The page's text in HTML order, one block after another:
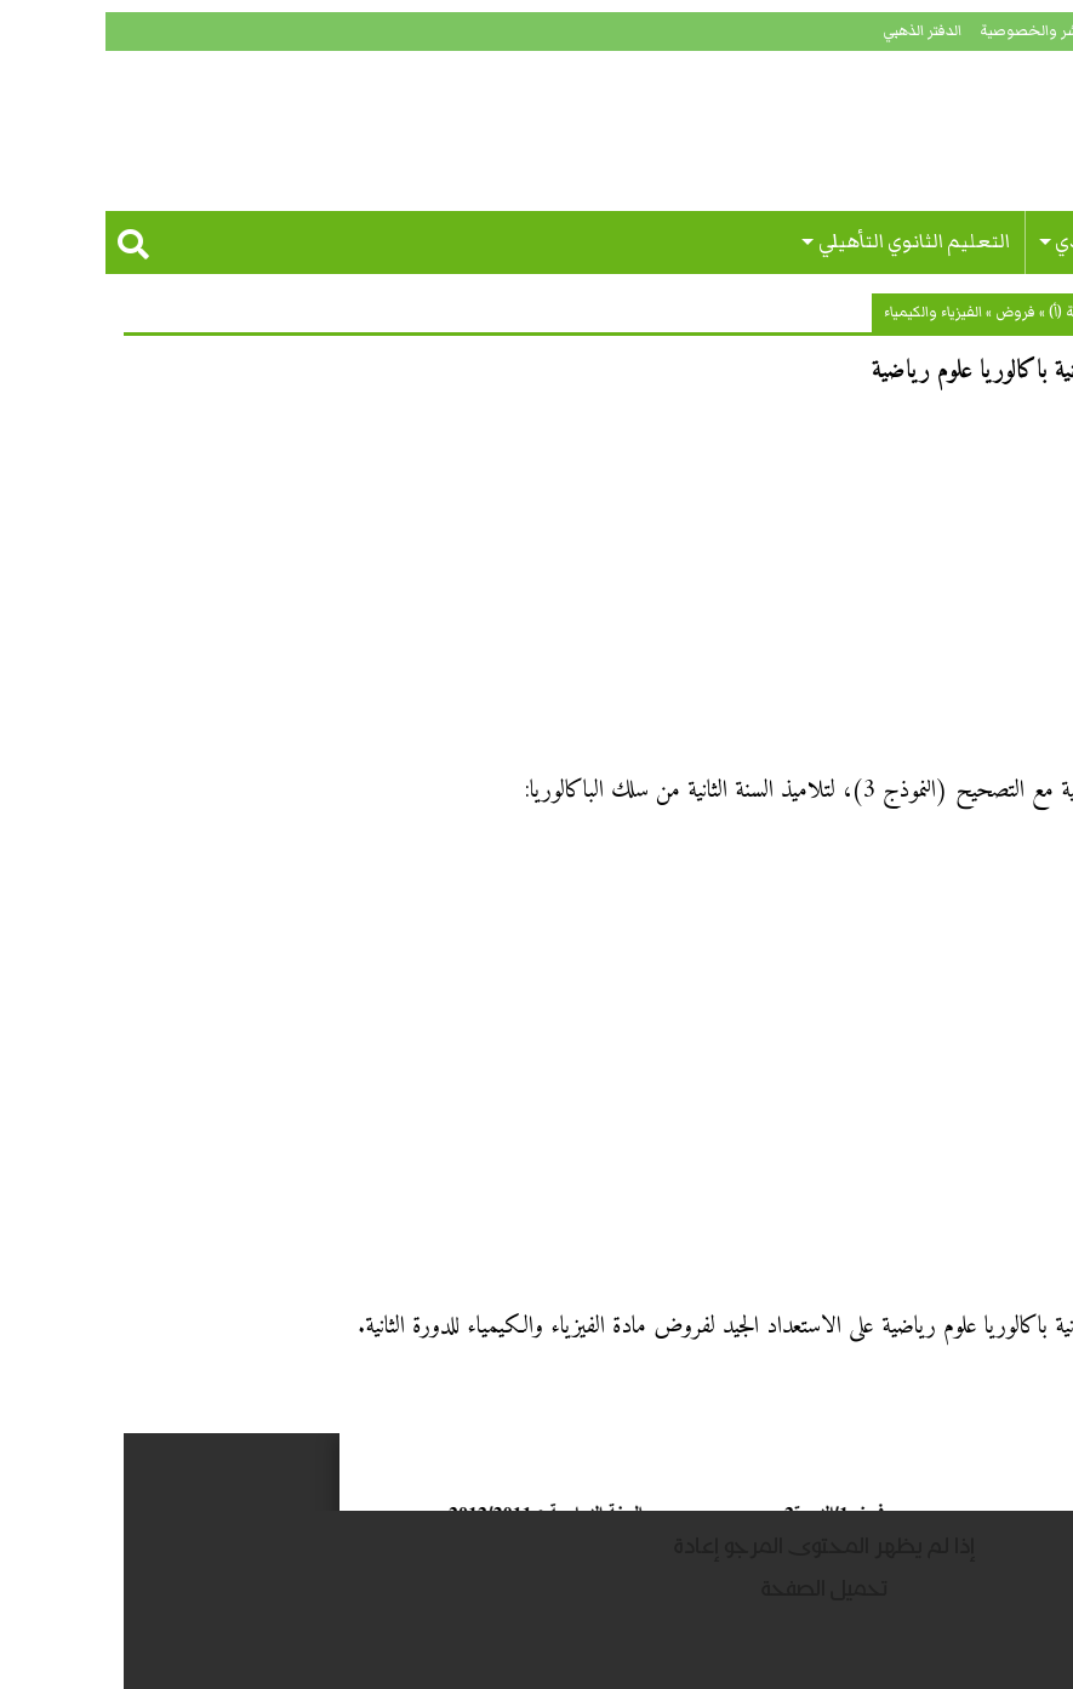
والخصوصية الدفتر الذهبي
التعليم الثانوي التأهيلي
(أ)» فروض »الفيزياء والكيمياء
السنة الثانية من سلك الباكالوريا:
باكالوريا علوم رياضية على الاستعداد الجيد لفروض مادة الفيزياء والكيمياء للدورة الثانية.